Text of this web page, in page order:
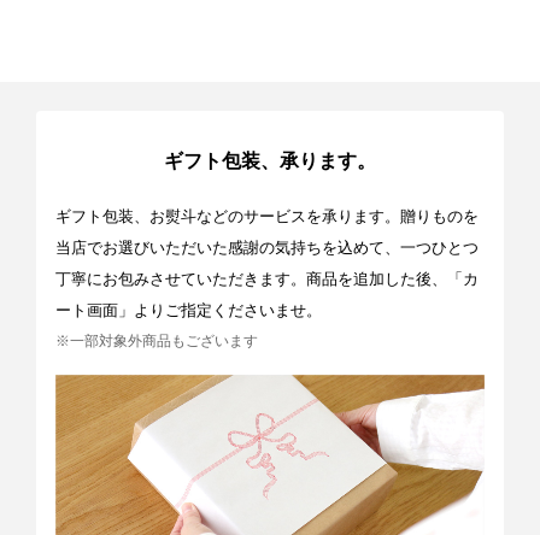
ギフト包装、承ります。
ギフト包装、お熨斗などのサービスを承ります。贈りものを
当店でお選びいただいた感謝の気持ちを込めて、一つひとつ
丁寧にお包みさせていただきます。商品を追加した後、「カ
ート画面」よりご指定くださいませ。
※一部対象外商品もございます